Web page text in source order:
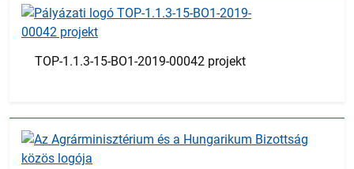
TOP-1.1.3-15-BO1-2019-00042 projekt